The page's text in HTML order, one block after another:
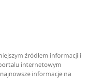
źródłem informacji i
internetowym
informacje na